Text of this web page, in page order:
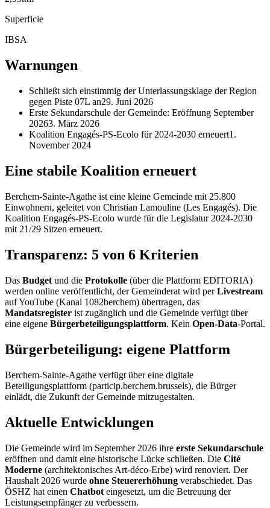
Superficie
IBSA
Warnungen
Schließt sich einstimmig der Unterlassungsklage der Region
gegen Piste 07L an29. Juni 2026
Erste Sekundarschule der Gemeinde: Eröffnung September
20263. März 2026
Koalition Engagés-PS-Ecolo für 2024-2030 erneuert1.
November 2024
Eine stabile Koalition erneuert
Berchem-Sainte-Agathe ist eine kleine Gemeinde mit 25.800
Einwohnern, geleitet von Christian Lamouline (Les Engagés). Die
Koalition Engagés-PS-Ecolo wurde für die Legislatur 2024-2030
mit 21/29 Sitzen erneuert.
Transparenz: 5 von 6 Kriterien
Das Budget und die Protokolle (über die Plattform EDITORIA)
werden online veröffentlicht, der Gemeinderat wird perLivestream
auf YouTube (Kanal 1082berchem) übertragen, das
Mandatsregister ist zugänglich und die Gemeinde verfügt über
eine eigene Bürgerbeteiligungsplattform. Kein Open-Data-Portal.
Bürgerbeteiligung: eigene Plattform
Berchem-Sainte-Agathe verfügt über eine digitale
Beteiligungsplattform (particip.berchem.brussels), die Bürger
einlädt, die Zukunft der Gemeinde mitzugestalten.
Aktuelle Entwicklungen
Die Gemeinde wird im September 2026 ihre erste Sekundarschule
eröffnen und damit eine historische Lücke schließen. Die Cité
Moderne (architektonisches Art-déco-Erbe) wird renoviert. Der
Haushalt 2026 wurde ohne Steuererhöhung verabschiedet. Das
ÖSHZ hat einen Chatbot eingesetzt, um die Betreuung der
Leistungsempfänger zu verbessern.